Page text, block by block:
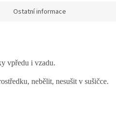
Ostatní informace
vpředu i vzadu.
nebělit, nesušit v sušičce.